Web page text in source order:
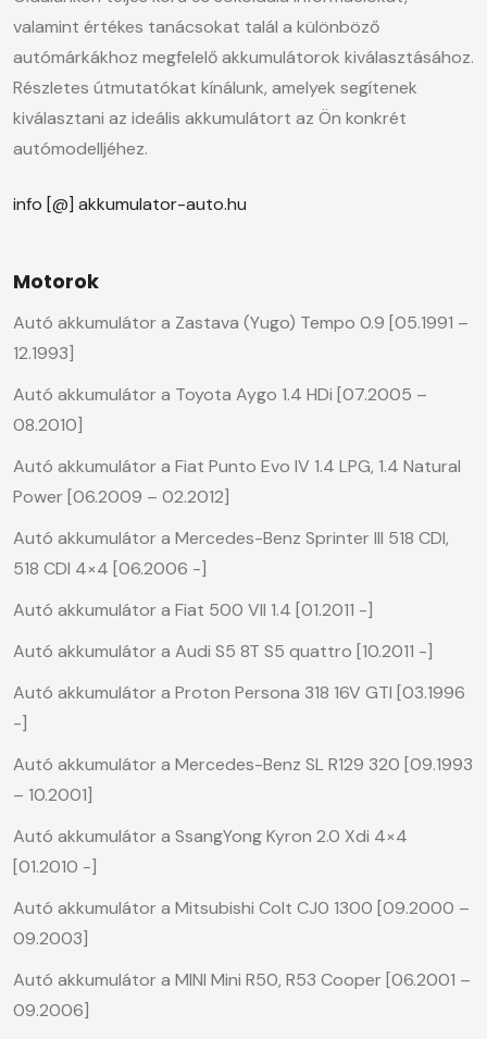
valamint értékes tanácsokat talál a különböző
autómárkákhoz megfelelő akkumulátorok kiválasztásához.
Részletes útmutatókat kínálunk, amelyek segítenek
kiválasztani az ideális akkumulátort az Ön konkrét
autómodelljéhez.
info [@] akkumulator-auto.hu
Motorok
Autó akkumulátor a Zastava (Yugo) Tempo 0.9 [05.1991 –
12.1993]
Autó akkumulátor a Toyota Aygo 1.4 HDi [07.2005 –
08.2010]
Autó akkumulátor a Fiat Punto Evo IV 1.4 LPG, 1.4 Natural
Power [06.2009 – 02.2012]
Autó akkumulátor a Mercedes-Benz Sprinter III 518 CDI,
518 CDI 4×4 [06.2006 -]
Autó akkumulátor a Fiat 500 VII 1.4 [01.2011 -]
Autó akkumulátor a Audi S5 8T S5 quattro [10.2011 -]
Autó akkumulátor a Proton Persona 318 16V GTI [03.1996
-]
Autó akkumulátor a Mercedes-Benz SL R129 320 [09.1993
– 10.2001]
Autó akkumulátor a SsangYong Kyron 2.0 Xdi 4×4
[01.2010 -]
Autó akkumulátor a Mitsubishi Colt CJ0 1300 [09.2000 –
09.2003]
Autó akkumulátor a MINI Mini R50, R53 Cooper [06.2001 –
09.2006]